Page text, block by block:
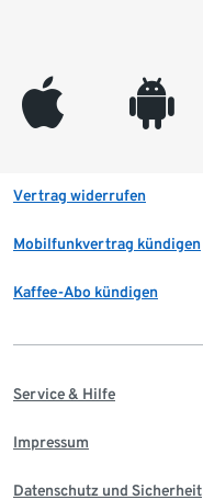
appleinc android
Vertrag widerrufen
Mobilfunkvertrag kündigen
Kaffee-Abo kündigen
Service & Hilfe
Impressum
Datenschutz und Sicherheit